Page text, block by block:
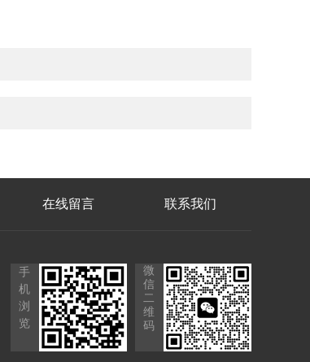
在线留言 联系我们
手
机
浏
览
微
信
二
维
码